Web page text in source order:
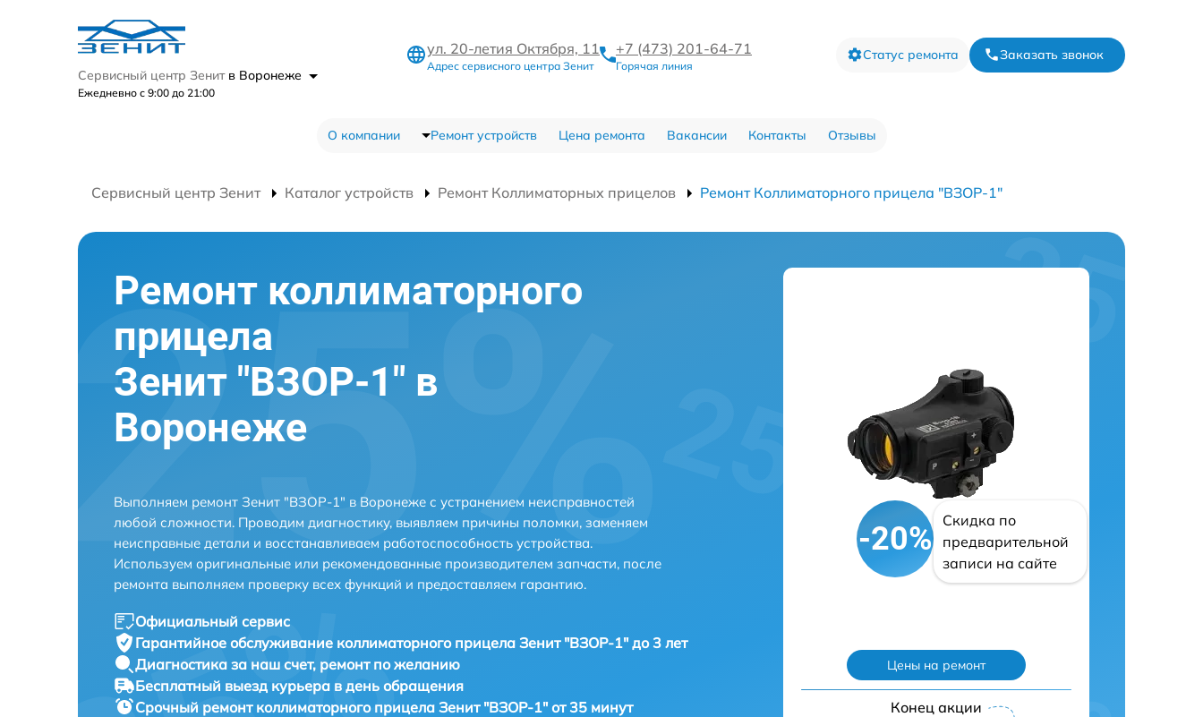
Сервисный центр Зенит в Воронеже
Ежедневно с 9:00 до 21:00
ул. 20-летия Октября, 11
Адрес сервисного центра Зенит
+7 (473) 201-64-71
Горячая линия
Статус ремонта Заказать звонок
О компании Ремонт устройств Цена ремонта Вакансии Контакты Отзывы
Сервисный центр Зенит Каталог устройств Ремонт Коллиматорных прицелов Ремонт Коллиматорного прицела "ВЗОР-1"
Ремонт коллиматорного
прицела
Зенит "ВЗОР-1" в
Воронеже
Выполняем ремонт Зенит "ВЗОР-1" в Воронеже с устранением неисправностей
любой сложности. Проводим диагностику, выявляем причины поломки, заменяем
неисправные детали и восстанавливаем работоспособность устройства.
Используем оригинальные или рекомендованные производителем запчасти, после
ремонта выполняем проверку всех функций и предоставляем гарантию.
Официальный сервис
Гарантийное обслуживание коллиматорного прицела Зенит "ВЗОР-1" до 3 лет
Диагностика за наш счет, ремонт по желанию
Бесплатный выезд курьера в день обращения
Срочный ремонт коллиматорного прицела Зенит "ВЗОР-1" от 35 минут
-20%
Скидка по
предварительной
записи на сайте
Цены на ремонт
Конец акции